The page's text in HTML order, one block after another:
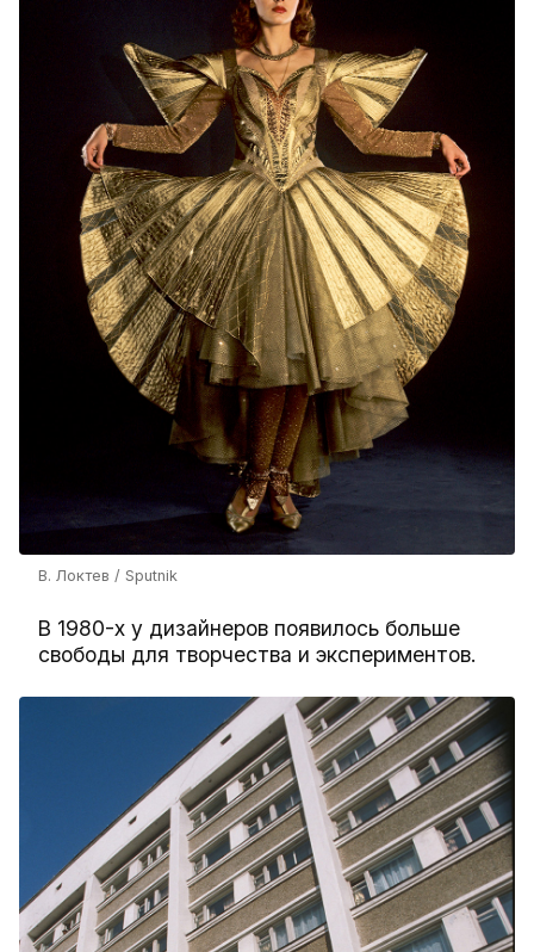
В. Локтев / Sputnik
В 1980-х у дизайнеров появилось больше
свободы для творчества и экспериментов.